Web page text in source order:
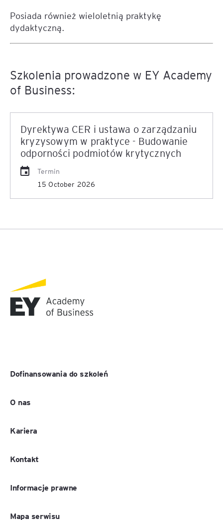
Posiada również wieloletnią praktykę
dydaktyczną.
Szkolenia prowadzone w EY Academy
of Business:
Dyrektywa CER i ustawa o zarządzaniu
kryzysowym w praktyce - Budowanie
odporności podmiotów krytycznych
Termin
15 October 2026
Dofinansowania do szkoleń
O nas
Kariera
Kontakt
Informacje prawne
Mapa serwisu